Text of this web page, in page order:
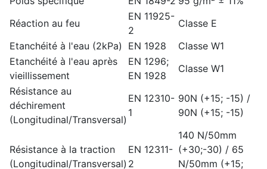
Réaction au feu
EN 11925-
2
Classe E
Etanchéité à l'eau (2kPa)
EN 1928
Classe W1
Etanchéité à l'eau après
vieillissement
EN 1296;
EN 1928
Classe W1
Résistance au
déchirement
(Longitudinal/Transversal)
EN 12310-
1
90N (+15; -15) /
90N (+15; -15)
Résistance à la traction
(Longitudinal/Transversal)
EN 12311-
2
140 N/50mm
(+30;-30) / 65
N/50mm (+15;